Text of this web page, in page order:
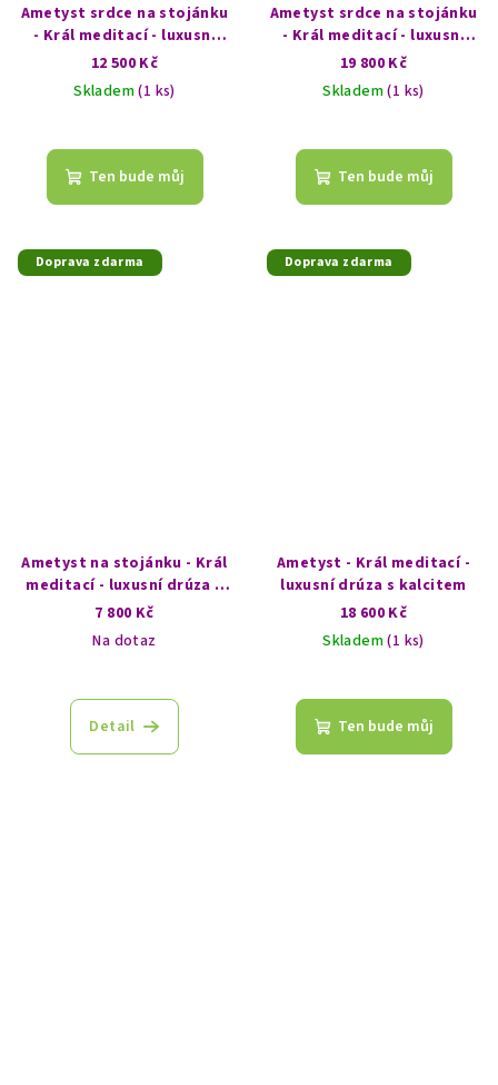
Ametyst srdce na stojánku
- Král meditací - luxusní
drúza
12 500 Kč
Skladem(1 ks)
Ten bude můj
Ametyst srdce na stojánku
- Král meditací - luxusní
drúza
19 800 Kč
Skladem(1 ks)
Ten bude můj
Doprava zdarma
Ametyst na stojánku - Král
meditací - luxusní drúza s
goethitem
7 800 Kč
Na dotaz
Detail
Doprava zdarma
Ametyst - Král meditací -
luxusní drúza s kalcitem
18 600 Kč
Skladem(1 ks)
Ten bude můj